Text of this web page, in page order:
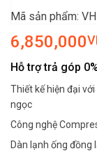
Mã sản phẩm:
6,850,000
Hỗ trợ trả góp
Thiết kế hiện đại
ngọc
Công nghệ
Dàn lạnh ống đồng